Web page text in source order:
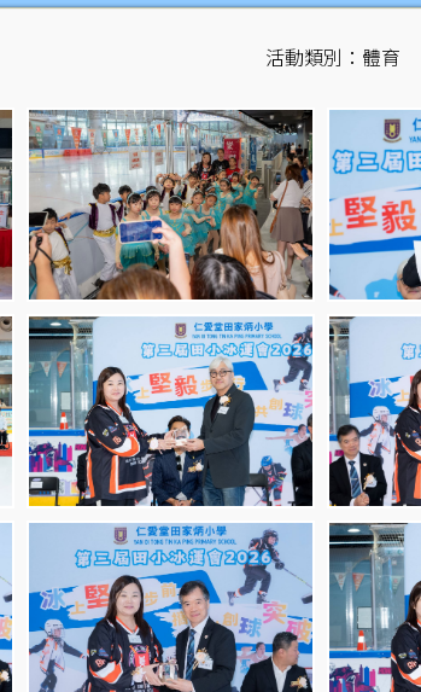
活動類別：體育